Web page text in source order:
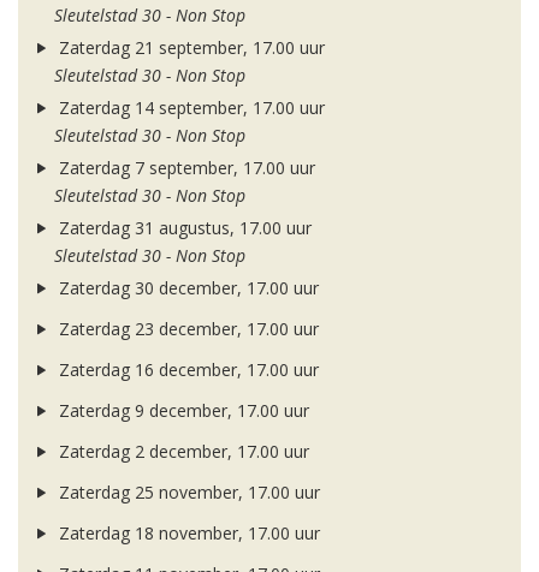
Sleutelstad 30 - Non Stop
Zaterdag 21 september, 17.00 uur
Sleutelstad 30 - Non Stop
Zaterdag 14 september, 17.00 uur
Sleutelstad 30 - Non Stop
Zaterdag 7 september, 17.00 uur
Sleutelstad 30 - Non Stop
Zaterdag 31 augustus, 17.00 uur
Sleutelstad 30 - Non Stop
Zaterdag 30 december, 17.00 uur
Zaterdag 23 december, 17.00 uur
Zaterdag 16 december, 17.00 uur
Zaterdag 9 december, 17.00 uur
Zaterdag 2 december, 17.00 uur
Zaterdag 25 november, 17.00 uur
Zaterdag 18 november, 17.00 uur